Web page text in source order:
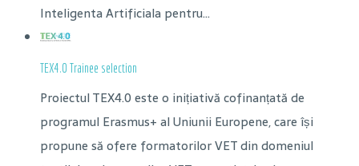
Inteligenta Artificiala pentru...
TEX4.0 Trainee selection
Proiectul TEX4.0 este o inițiativă cofinanțată de
programul Erasmus+ al Uniunii Europene, care își
propune să ofere formatorilor VET din domeniul